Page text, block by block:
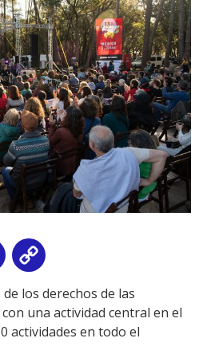
Email
Link
los derechos de las
una actividad central en el
actividades en todo el